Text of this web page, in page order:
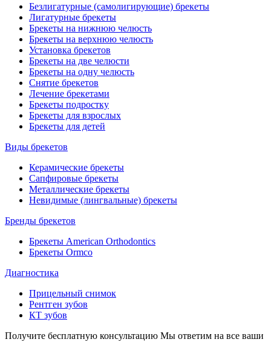
Безлигатурные (самолигирующие) брекеты
Лигатурные брекеты
Брекеты на нижнюю челюсть
Брекеты на верхнюю челюсть
Установка брекетов
Брекеты на две челюсти
Брекеты на одну челюсть
Снятие брекетов
Лечение брекетами
Брекеты подростку
Брекеты для взрослых
Брекеты для детей
Виды брекетов
Керамические брекеты
Сапфировые брекеты
Металлические брекеты
Невидимые (лингвальные) брекеты
Бренды брекетов
Брекеты American Orthodontics
Брекеты Ormco
Диагностика
Прицельный снимок
Рентген зубов
КТ зубов
Получите бесплатную консультацию Мы ответим на все ваши